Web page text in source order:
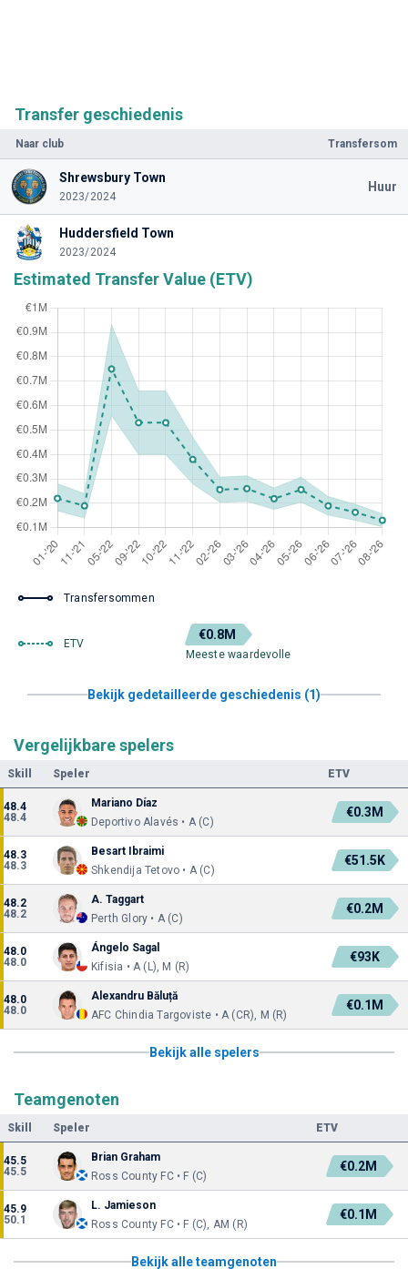
Transfer geschiedenis
Naar club Transfersom
Shrewsbury Town
2023/2024
Huur
Huddersfield Town
2023/2024
Estimated Transfer Value (ETV)
Transfersommen
ETV
€0.8M
Meeste waardevolle
Bekijk gedetailleerde geschiedenis (1)
Vergelijkbare spelers
Skill Speler ETV
48.4
48.4
Mariano Díaz
Deportivo Alavés • A (C)
€0.3M
48.3
48.3
Besart Ibraimi
Shkendija Tetovo • A (C)
€51.5K
48.2
48.2
A. Taggart
Perth Glory • A (C)
€0.2M
48.0
48.0
Ángelo Sagal
Kifisia • A (L), M (R)
€93K
48.0
48.0
Alexandru Băluță
AFC Chindia Targoviste • A (CR), M (R)
€0.1M
Bekijk alle spelers
Teamgenoten
Skill Speler ETV
45.5
45.5
Brian Graham
Ross County FC • F (C)
€0.2M
45.9
50.1
L. Jamieson
Ross County FC • F (C), AM (R)
€0.1M
Bekijk alle teamgenoten